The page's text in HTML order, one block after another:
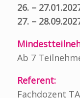
26. –
27. –
Ab 7
Referent:
Fachdozent